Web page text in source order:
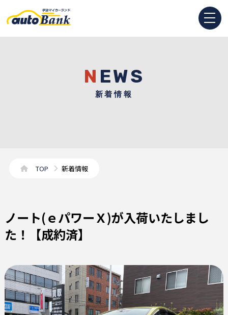
NEWS
新着情報
TOP 新着情報
ノート(ｅパワーＸ)が入荷いたしまし
た！【成約済】